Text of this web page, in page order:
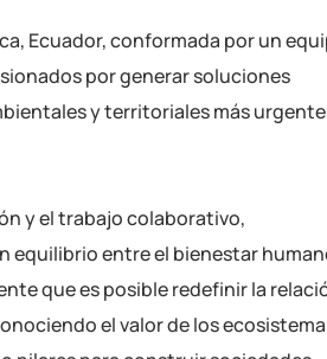
Ecuador, conformada por un
por generar soluciones
y territoriales más
y el trabajo colaborativo,
equilibrio entre el bienestar
que es posible redefinir la
el valor de los